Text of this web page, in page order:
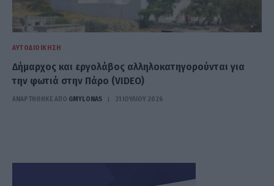
ΑΥΤΟΔΙΟΊΚΗΣΗ
Δήμαρχος και εργολάβος αλληλοκατηγορούνται για
την φωτιά στην Πάρο (VIDEO)
ΑΝΑΡΤΗΘΗΚΕ ΑΠΟ GMYLONAS 31 ΙΟΥΛΊΟΥ 2026